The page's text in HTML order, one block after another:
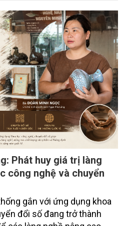
Nông nghiệp và Môi trường
10/7/2026. Hội thảo thu
100 đại biểu là lãnh đạo
nghiệp và Môi trường,
Sở Nông nghiệp và Môi
đại diện các cơ quan đơn vị
miền núi phía Bắc.
Phát huy giá trị làng
công nghệ và chuyển
gắn với ứng dụng khoa
đổi số đang trở thành